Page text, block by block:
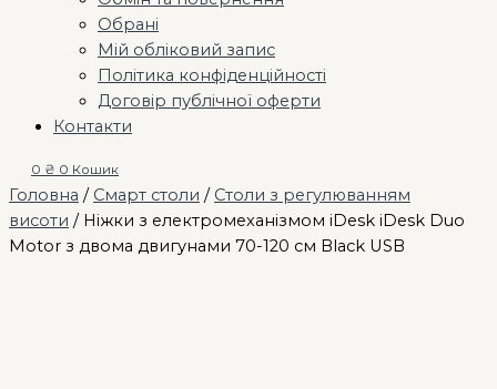
Обрані
Мій обліковий запис
Політика конфіденційності
Договір публічної оферти
Контакти
0 ₴ 0 Кошик
Головна / Смарт столи / Столи з регулюванням
висоти / Ніжки з електромеханізмом iDesk iDesk Duo
Motor з двома двигунами 70-120 см Black USB